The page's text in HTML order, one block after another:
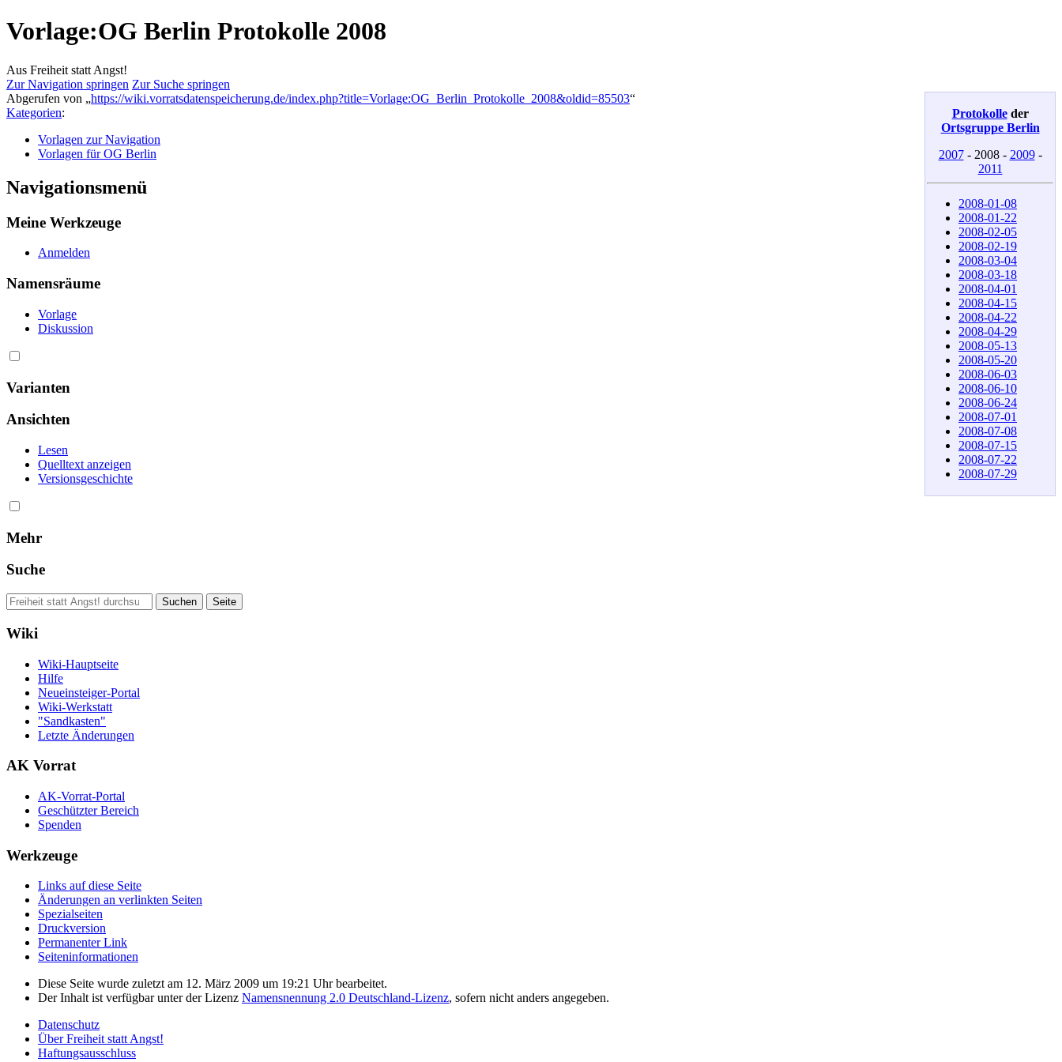
Vorlage:OG Berlin Protokolle 2008
Aus Freiheit statt Angst!
Zur Navigation springen Zur Suche springen
Protokolleder
Ortsgruppe Berlin
2007- 2008- 2009-
2011
2008-01-08
2008-01-22
2008-02-05
2008-02-19
2008-03-04
2008-03-18
2008-04-01
2008-04-15
2008-04-22
2008-04-29
2008-05-13
2008-05-20
2008-06-03
2008-06-10
2008-06-24
2008-07-01
2008-07-08
2008-07-15
2008-07-22
2008-07-29
Abgerufen von „https://wiki.vorratsdatenspeicherung.de/index.php?title=Vorlage:OG_Berlin_Protokolle_2008&oldid=85503“
Kategorien:
Vorlagen zur Navigation
Vorlagen für OG Berlin
Navigationsmenü
Meine Werkzeuge
Anmelden
Namensräume
Vorlage
Diskussion
Varianten
Ansichten
Lesen
Quelltext anzeigen
Versionsgeschichte
Mehr
Suche
Wiki
Wiki-Hauptseite
Hilfe
Neueinsteiger-Portal
Wiki-Werkstatt
"Sandkasten"
Letzte Änderungen
AK Vorrat
AK-Vorrat-Portal
Geschützter Bereich
Spenden
Werkzeuge
Links auf diese Seite
Änderungen an verlinkten Seiten
Spezialseiten
Druckversion
Permanenter Link
Seiten­­informationen
Diese Seite wurde zuletzt am 12. März 2009 um 19:21 Uhr bearbeitet.
Der Inhalt ist verfügbar unter der Lizenz Namensnennung 2.0 Deutschland-Lizenz, sofern nicht anders angegeben.
Datenschutz
Über Freiheit statt Angst!
Haftungsausschluss